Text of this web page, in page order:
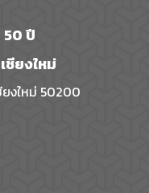
50 ปี
ยงใหม่
ยงใหม่ 50200